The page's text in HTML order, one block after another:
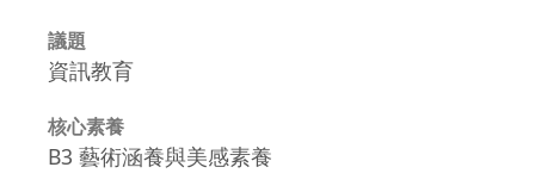
議題
資訊教育
核心素養
B3 藝術涵養與美感素養